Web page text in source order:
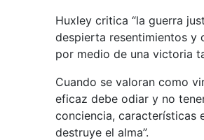
Huxley critica “la guerra
despierta resentimientos y
por medio de una victoria
Cuando se valoran como
eficaz debe odiar y no
conciencia, características
destruye el alma”.